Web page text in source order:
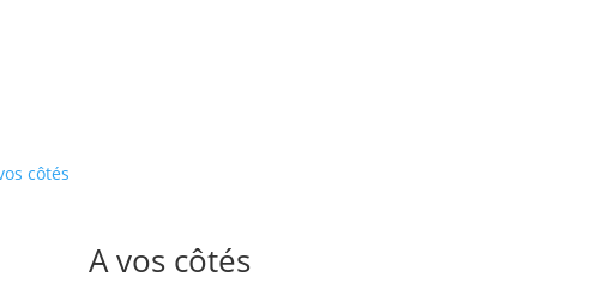
côtés
A vos côtés